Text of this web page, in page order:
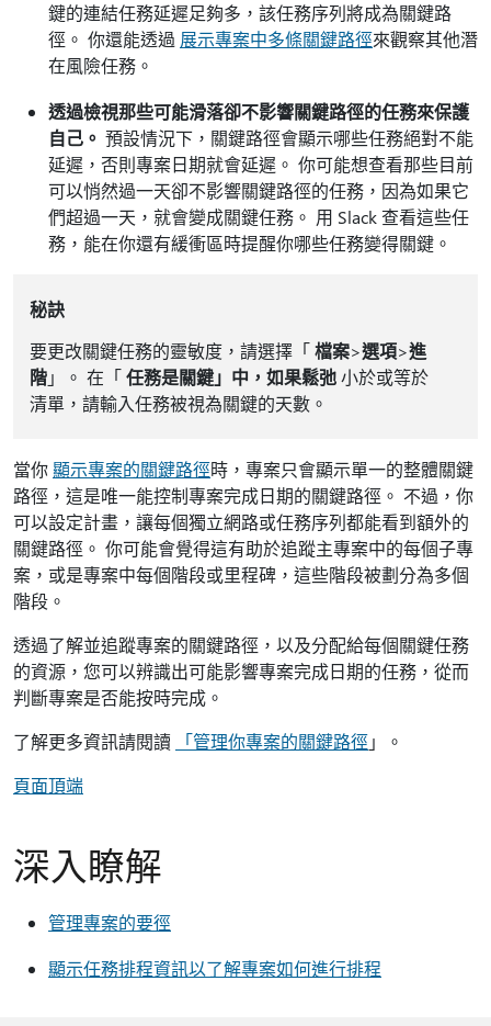
鍵的連結任務延遲足夠多，該任務序列將成為關鍵路
徑。 你還能透過 展示專案中多條關鍵路徑來觀察其他潛
在風險任務。
透過檢視那些可能滑落卻不影響關鍵路徑的任務來保護
自己。 預設情況下，關鍵路徑會顯示哪些任務絕對不能
延遲，否則專案日期就會延遲。 你可能想查看那些目前
可以悄然過一天卻不影響關鍵路徑的任務，因為如果它
們超過一天，就會變成關鍵任務。 用 Slack 查看這些任
務，能在你還有緩衝區時提醒你哪些任務變得關鍵。
秘訣
要更改關鍵任務的靈敏度，請選擇「檔案>選項>進
階」。 在「任務是關鍵」中，如果鬆弛小於或等於
清單，請輸入任務被視為關鍵的天數。
當你顯示專案的關鍵路徑時，專案只會顯示單一的整體關鍵
路徑，這是唯一能控制專案完成日期的關鍵路徑。 不過，你
可以設定計畫，讓每個獨立網路或任務序列都能看到額外的
關鍵路徑。 你可能會覺得這有助於追蹤主專案中的每個子專
案，或是專案中每個階段或里程碑，這些階段被劃分為多個
階段。
透過了解並追蹤專案的關鍵路徑，以及分配給每個關鍵任務
的資源，您可以辨識出可能影響專案完成日期的任務，從而
判斷專案是否能按時完成。
了解更多資訊請閱讀
「管理你專案的關鍵路徑」。
頁面頂端
深入瞭解
管理專案的要徑
顯示任務排程資訊以了解專案如何進行排程